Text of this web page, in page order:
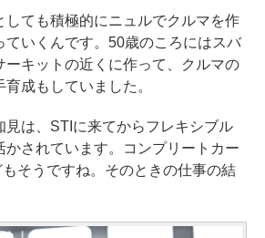
ても積極的にニュルでクルマを作
ていくんです。50歳のころにはスバ
ーキットの近くに作って、クルマの
成もしていました。
は、STIに来てからフレキシブル
かされています。コンプリートカー
そうですね。そのときの仕事の結